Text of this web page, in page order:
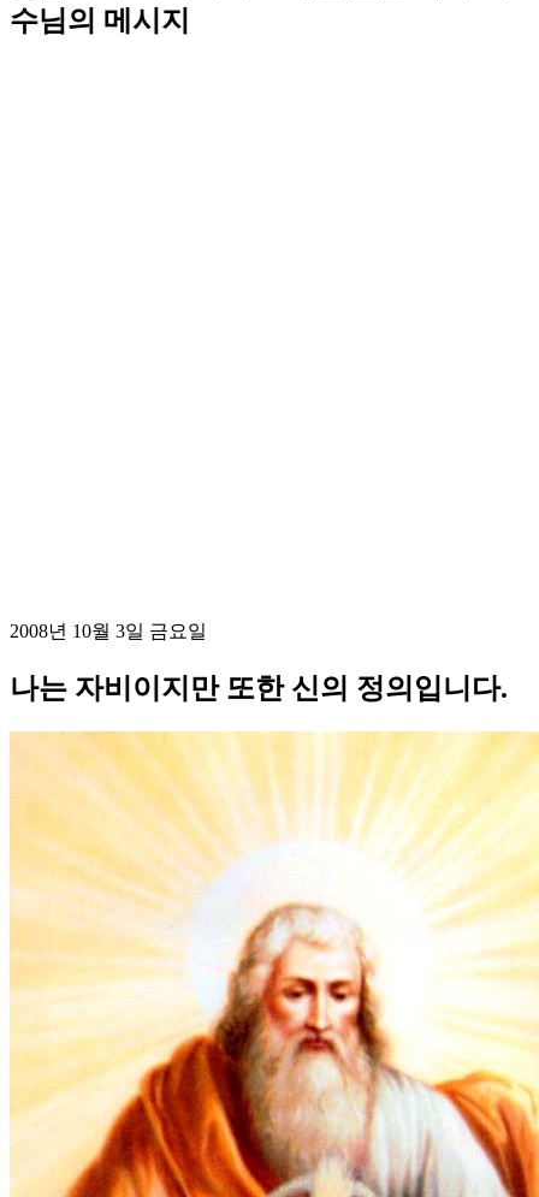
수님의 메시지
2008년 10월 3일 금요일
나는 자비이지만 또한 신의 정의입니다.